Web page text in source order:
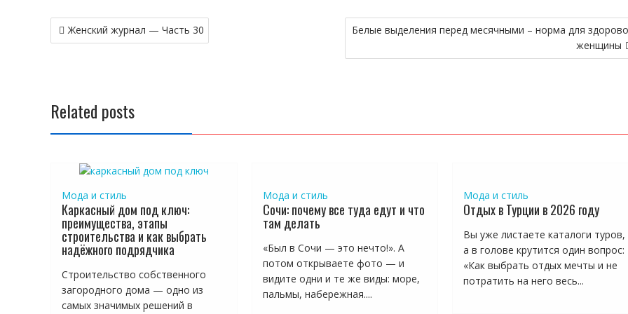
Навигация
по
Женский журнал — Часть 30
Белые выделения перед месячными – норма для
женщины
Related posts
Мода и стиль
Каркасный дом под ключ:
преимущества, этапы
строительства и как выбрать
надёжного подрядчика
Строительство собственного
загородного дома — одно из
самых значимых решений в
Мода и стиль
Сочи: почему все туда едут и что
там делать
«Был в Сочи — это нечто!». А
потом открываете фото — и
видите одни и те же виды: море,
пальмы, набережная....
Мода и стиль
Отдых в Турции в 2026 году
Вы уже листаете каталоги туров,
а в голове крутится один вопрос:
«Как выбрать отдых мечты и не
потратить на него весь...